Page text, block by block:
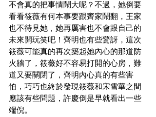
不會真的把事情鬧大呢？不過，她倒要
看看筱薇有何本事要跟齊家鬧翻，王家
也不待見她，她再厲害也不會跟自己的
未來開玩笑吧！齊明也有些驚訝，這次
筱薇可能真的再次築起她內心的那道防
火牆了，筱薇好不容易打開的心房，難
道又要關閉了，齊明內心真的有些害
怕，巧巧也終於發現筱薇和宋雪華之間
應該有些問題，許慶倒是早就看出一些
端倪。